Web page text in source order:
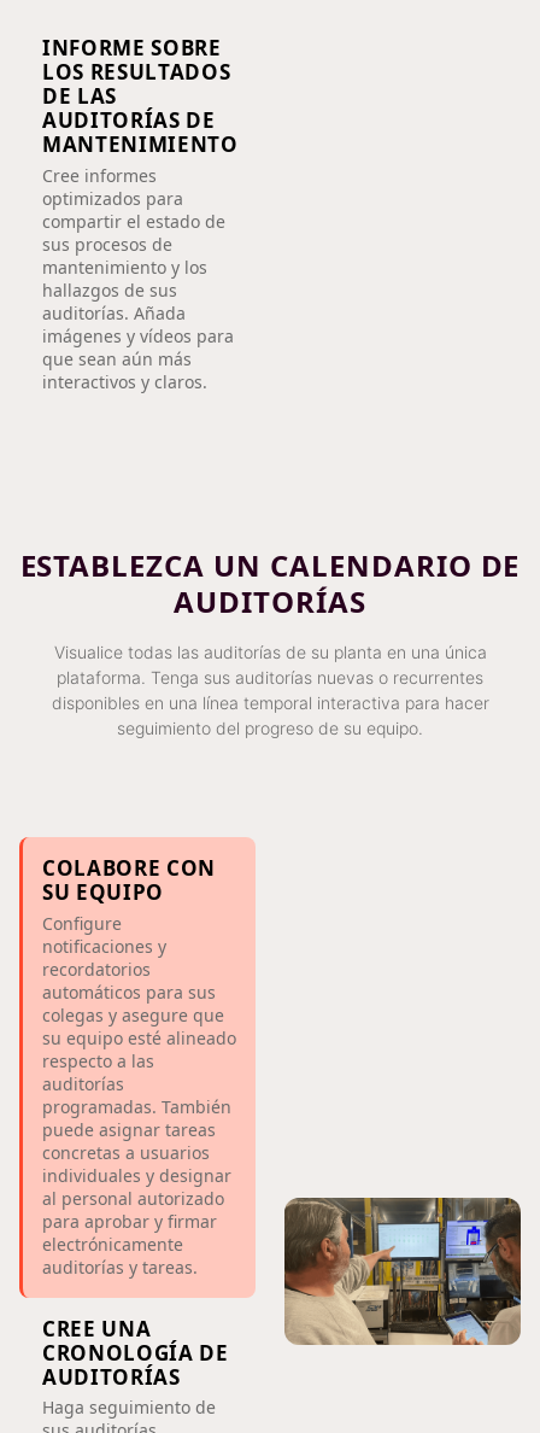
INFORME SOBRE
LOS RESULTADOS
DE LAS
AUDITORÍAS DE
MANTENIMIENTO
Cree informes
optimizados para
compartir el estado de
sus procesos de
mantenimiento y los
hallazgos de sus
auditorías. Añada
imágenes y vídeos para
que sean aún más
interactivos y claros.
ESTABLEZCA UN CALENDARIO DE
AUDITORÍAS
Visualice todas las auditorías de su planta en una única
plataforma. Tenga sus auditorías nuevas o recurrentes
disponibles en una línea temporal interactiva para hacer
seguimiento del progreso de su equipo.
COLABORE CON
SU EQUIPO
Configure
notificaciones y
recordatorios
automáticos para sus
colegas y asegure que
su equipo esté alineado
respecto a las
auditorías
programadas. También
puede asignar tareas
concretas a usuarios
individuales y designar
al personal autorizado
para aprobar y firmar
electrónicamente
auditorías y tareas.
CREE UNA
CRONOLOGÍA DE
AUDITORÍAS
Haga seguimiento de